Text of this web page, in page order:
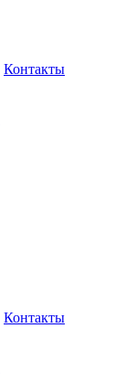
Контакты
Контакты